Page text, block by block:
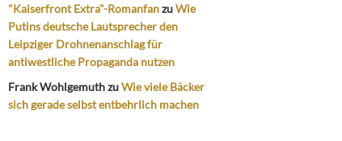
"Kaiserfront Extra"-RomanfanzuWie
Putins deutsche Lautsprecher den
Leipziger Drohnenanschlag für
antiwestliche Propaganda nutzen
Frank WohlgemuthzuWie viele Bäcker
sich gerade selbst entbehrlich machen